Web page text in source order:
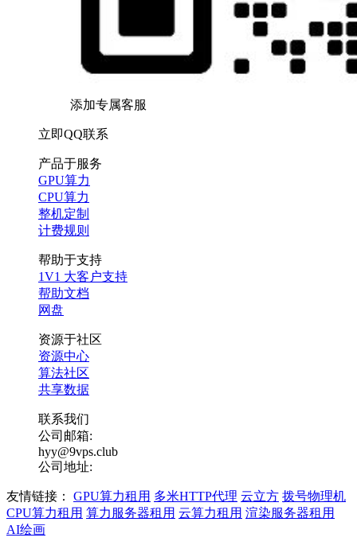
添加专属客服
立即QQ联系
产品于服务
GPU算力
CPU算力
整机定制
计费规则
帮助于支持
1V1 大客户支持
帮助文档
网盘
资源于社区
资源中心
算法社区
共享数据
联系我们
公司邮箱:
hyy@9vps.club
公司地址:
友情链接： GPU算力租用 多米HTTP代理 云立方 拨号物理机
CPU算力租用 算力服务器租用 云算力租用 渲染服务器租用
AI绘画